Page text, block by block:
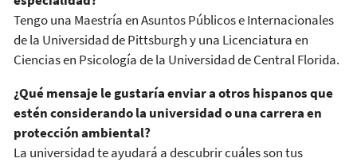
Tengo una Maestría en Asuntos Públicos e Internacionales
de la Universidad de Pittsburgh y una Licenciatura en
Ciencias en Psicología de la Universidad de Central Florida.
¿Qué mensaje le gustaría enviar a otros hispanos que
estén considerando la universidad o una carrera en
protección ambiental?
La universidad te ayudará a descubrir cuáles son tus